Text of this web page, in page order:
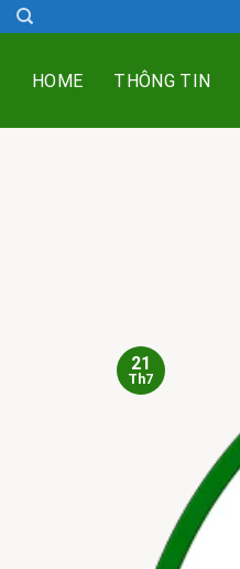
Skip
to
HOME THÔNG TIN
21
Th7